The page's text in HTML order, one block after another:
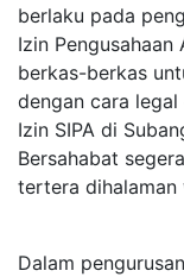
berlaku pada
Izin
berkas-berkas
dengan cara
Izin SIPA di
Bersahabat
tertera dihalaman
Dalam